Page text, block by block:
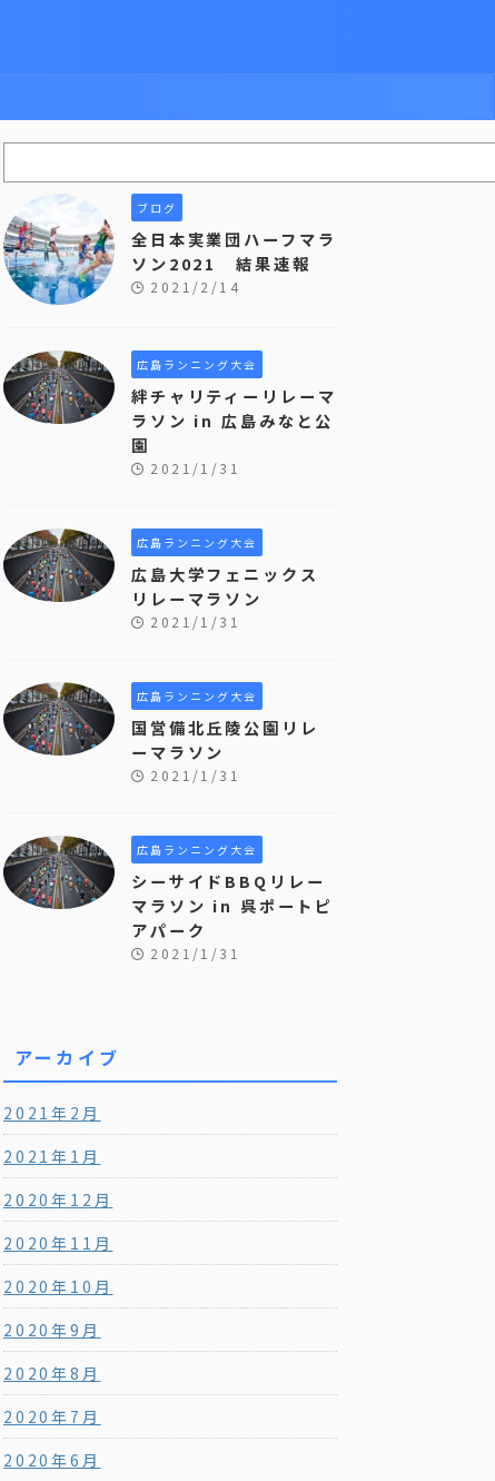
ブログ
全日本実業団ハーフマラ
ソン2021 結果速報
2021/2/14
広島ランニング大会
絆チャリティーリレーマ
ラソン in 広島みなと公
園
2021/1/31
広島ランニング大会
広島大学フェニックス
リレーマラソン
2021/1/31
広島ランニング大会
国営備北丘陵公園リレ
ーマラソン
2021/1/31
広島ランニング大会
シーサイドBBQリレー
マラソン in 呉ポートピ
アパーク
2021/1/31
アーカイブ
2021年2月
2021年1月
2020年12月
2020年11月
2020年10月
2020年9月
2020年8月
2020年7月
2020年6月